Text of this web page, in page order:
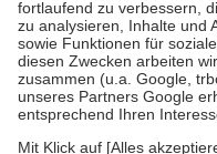
Diese Regeln gelten
Bei Heilmitteln und
Zuzahlung zehn Prozent der
Verordnung.
Um das Engagement der
stärken und die besondere
fallenkeine Zuzahlungenan